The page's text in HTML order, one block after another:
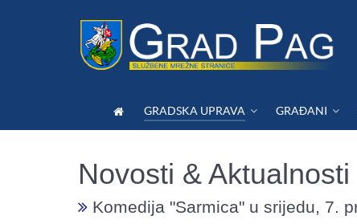
GRADSKA UPRAVA GRAĐANI
Novosti & Aktualnosti
Komedija "Sarmica" u srijedu, 7.